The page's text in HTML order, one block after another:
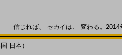
信じれば、 セカイは、 変わる。
日本）